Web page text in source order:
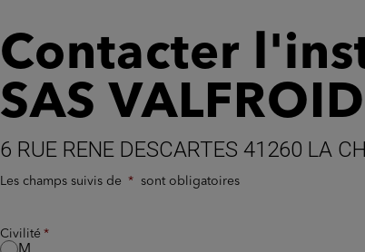
Contacter
SAS VALFROID
6 RUE RENE DESCARTES 41260 LA
Les champs suivis de sont obligatoires
Civilité